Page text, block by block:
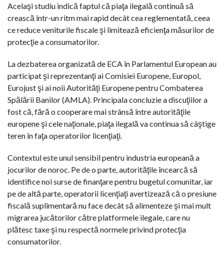
Acelaşi studiu indică faptul că piaţa ilegală continuă să
crească într-un ritm mai rapid decât cea reglementată, ceea
ce reduce veniturile fiscale şi limitează eficienţa măsurilor de
protecţie a consumatorilor.
La dezbaterea organizată de ECA în Parlamentul European au
participat şi reprezentanţi ai Comisiei Europene, Europol,
Eurojust şi ai noii Autorităţi Europene pentru Combaterea
Spălării Banilor (AMLA). Principala concluzie a discuţiilor a
fost că, fără o cooperare mai strânsă între autorităţile
europene şi cele naţionale, piaţa ilegală va continua să câştige
teren în faţa operatorilor licenţiaţi.
Contextul este unul sensibil pentru industria europeană a
jocurilor de noroc. Pe de o parte, autorităţile încearcă să
identifice noi surse de finanţare pentru bugetul comunitar, iar
pe de altă parte, operatorii licenţiaţi avertizează că o presiune
fiscală suplimentară nu face decât să alimenteze şi mai mult
migrarea jucătorilor către platformele ilegale, care nu
plătesc taxe şi nu respectă normele privind protecţia
consumatorilor.